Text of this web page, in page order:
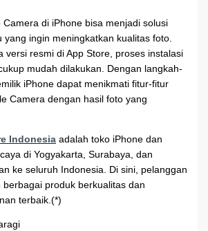
Camera di iPhone bisa menjadi solusi
yang ingin meningkatkan kualitas foto.
versi resmi di App Store, proses instalasi
mudah dilakukan. Dengan langkah-
iPhone dapat menikmati fitur-fitur
Camera dengan hasil foto yang
Indonesia adalah toko iPhone dan
di Yogyakarta, Surabaya, dan
ke seluruh Indonesia. Di sini, pelanggan
produk berkualitas dan
terbaik.(*)